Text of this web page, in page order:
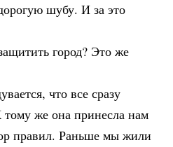
шубу. И за это
город? Это же
что все сразу
тому же она принесла нам
правил. Раньше мы жили